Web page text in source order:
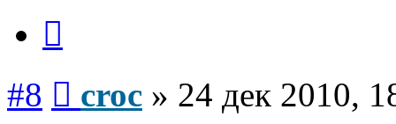
#8 croc » 24 дек 2010,